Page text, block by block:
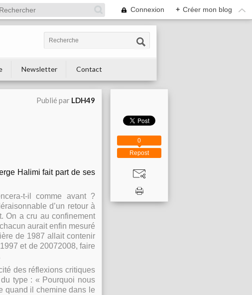
Connexion + Créer mon blog
Newsletter Contact
Publié par LDH49
Halimi fait part de ses
t-il comme avant
?
d’un retour à
On a cru au confinement
aurait enfin mesuré
de 1987 allait contenir
et de 20072008, faire
des réflexions critiques
type : « Pourquoi nous
quand il chemine dans le
Repost
0